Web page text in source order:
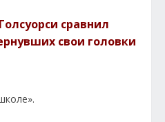
сравнил
свои головки